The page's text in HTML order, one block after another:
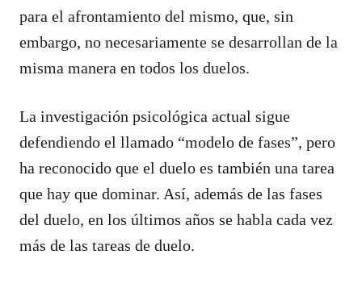
para el afrontamiento del mismo, que, sin
embargo, no necesariamente se desarrollan de la
misma manera en todos los duelos.
La investigación psicológica actual sigue
defendiendo el llamado “modelo de fases”, pero
ha reconocido que el duelo es también una tarea
que hay que dominar. Así, además de las fases
del duelo, en los últimos años se habla cada vez
más de las tareas de duelo.